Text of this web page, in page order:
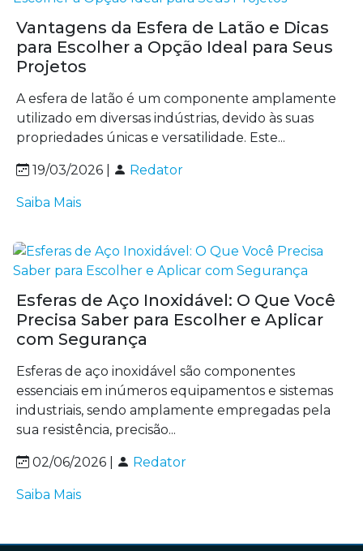
Vantagens da Esfera de Latão e Dicas
para Escolher a Opção Ideal para Seus
Projetos
A esfera de latão é um componente amplamente
utilizado em diversas indústrias, devido às suas
propriedades únicas e versatilidade. Este...
19/03/2026 | Redator
Saiba Mais
Esferas de Aço Inoxidável: O Que Você
Precisa Saber para Escolher e Aplicar
com Segurança
Esferas de aço inoxidável são componentes
essenciais em inúmeros equipamentos e sistemas
industriais, sendo amplamente empregadas pela
sua resistência, precisão...
02/06/2026 | Redator
Saiba Mais